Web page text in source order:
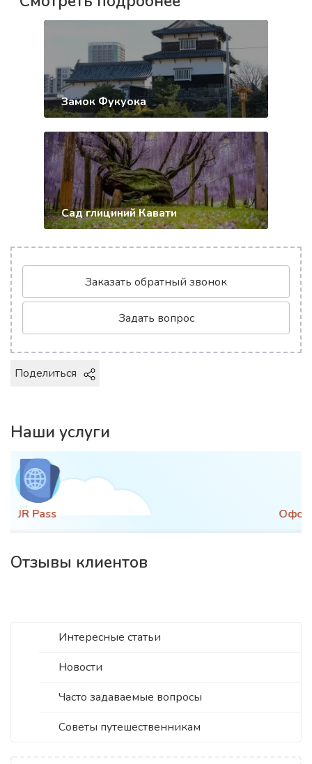
Интересные статьи
Новости
Часто задаваемые вопросы
Советы путешественникам
Замок Фукуока
Сад глициний Кавати
Заказать обратный звонок
Задать вопрос
Поделиться
Наши услуги
Оформление визы
Отзывы клиентов